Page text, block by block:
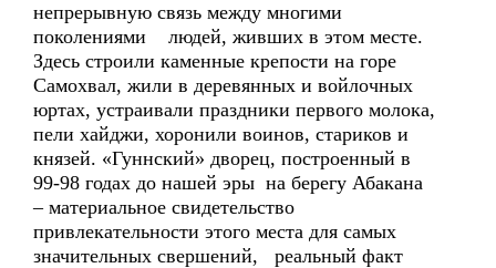
непрерывную связь между многими
поколениями людей, живших в этом месте.
Здесь строили каменные крепости на горе
Самохвал, жили в деревянных и войлочных
юртах, устраивали праздники первого молока,
пели хайджи, хоронили воинов, стариков и
князей. «Гуннский» дворец, построенный в
99-98 годах до нашей эры на берегу Абакана
– материальное свидетельство
привлекательности этого места для самых
значительных свершений, реальный факт